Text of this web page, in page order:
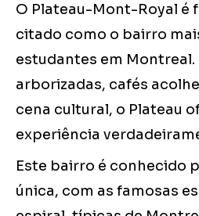
O Plateau-Mont-Royal é
citado como o bairro
estudantes em Montreal.
arborizadas, cafés
cena cultural, o Plateau
experiência
Este bairro é conhecido
única, com as famosas